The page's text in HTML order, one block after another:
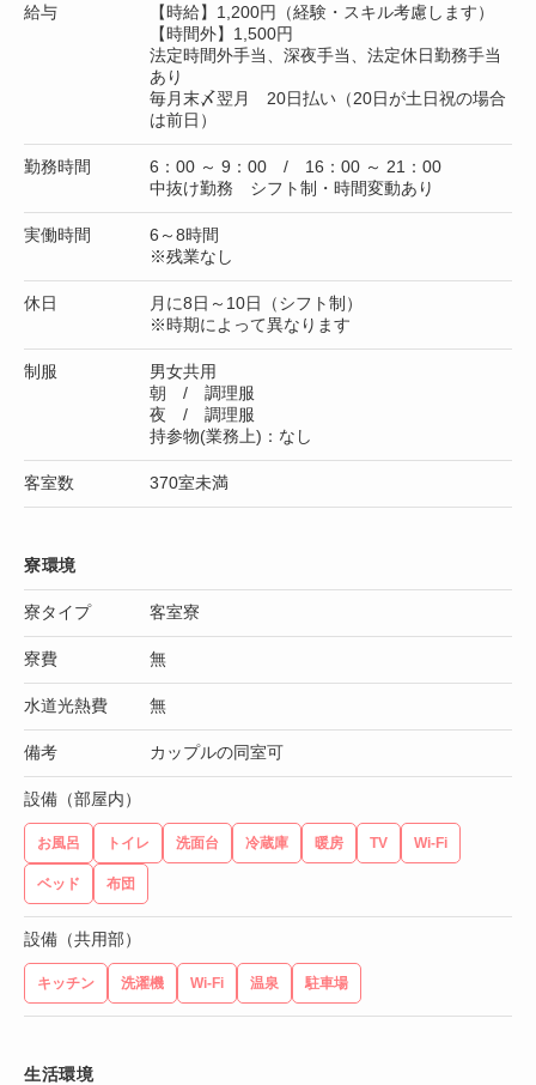
給与
【時給】1,200円（経験・スキル考慮します）
【時間外】1,500円
法定時間外手当、深夜手当、法定休日勤務手当
あり
毎月末〆翌月 20日払い（20日が土日祝の場合
は前日）
勤務時間
6：00 ～ 9：00 / 16：00 ～ 21：00
中抜け勤務 シフト制・時間変動あり
実働時間
6～8時間
※残業なし
休日
月に8日～10日（シフト制）
※時期によって異なります
制服
男女共用
朝 / 調理服
夜 / 調理服
持参物(業務上)：なし
客室数 370室未満
寮環境
寮タイプ 客室寮
寮費 無
水道光熱費 無
備考 カップルの同室可
設備（部屋内）
お風呂 トイレ 洗面台 冷蔵庫 暖房 TV Wi-Fi
ベッド 布団
設備（共用部）
キッチン 洗濯機 Wi-Fi 温泉 駐車場
生活環境